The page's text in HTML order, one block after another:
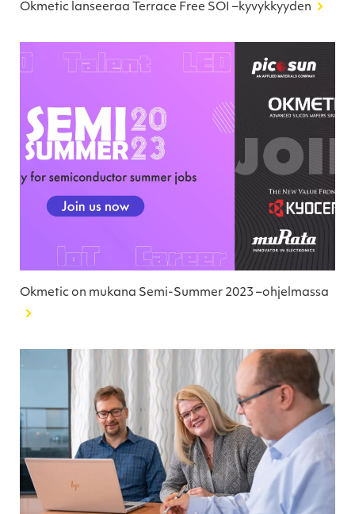
Okmetic lanseeraa Terrace Free SOI –kyvykkyyden
Okmetic on mukana Semi-Summer 2023 –ohjelmassa